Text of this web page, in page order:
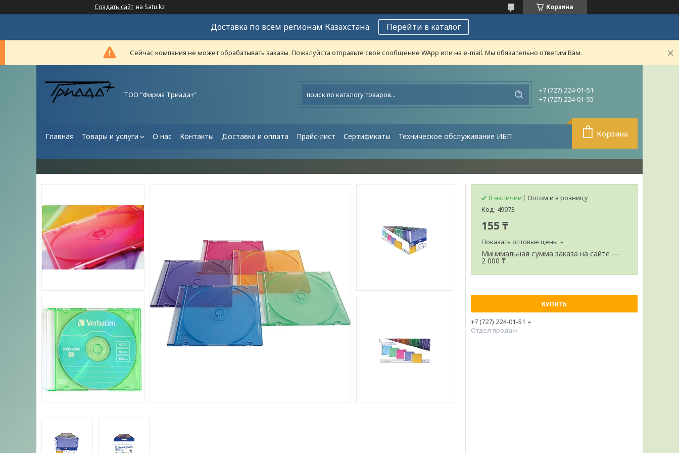
Создать сайт на Satu.kz Корзина
Доставка по всем регионам Казахстана. Перейти в каталог
Сейчас компания не может обрабатывать заказы. Пожалуйста отправьте своё сообщение WApp или на e-mail. Мы обязательно ответим Вам.
ТОО "Фирма Триада+"
+7 (727) 224-01-51
+7 (727) 224-01-55
Главная Товары и услуги О нас Контакты Доставка и оплата Прайс-лист Сертификаты Техническое обслуживание ИБП Корзина
В наличии
Оптом и в розницу
Код: 49973
155 ₸
Показать оптовые цены
Минимальная сумма заказа на сайте —
2 000 ₸
КУПИТЬ
+7 (727) 224-01-51
Отдел продаж